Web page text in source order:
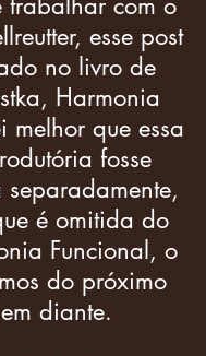
esse post
no livro de
Harmonia
melhor que essa
fosse
é omitida do
Funcional, o
do próximo
diante.